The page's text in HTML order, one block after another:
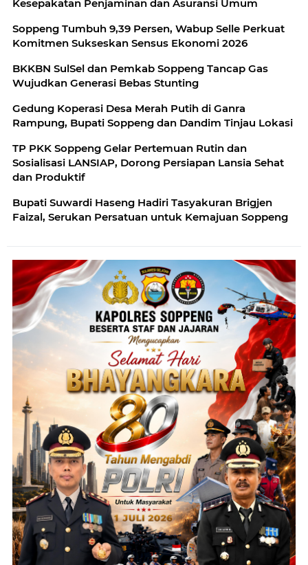
Kesepakatan Penjaminan dan Asuransi Umum
Soppeng Tumbuh 9,39 Persen, Wabup Selle Perkuat
Komitmen Sukseskan Sensus Ekonomi 2026
BKKBN SulSel dan Pemkab Soppeng Tancap Gas
Wujudkan Generasi Bebas Stunting
Gedung Koperasi Desa Merah Putih di Ganra
Rampung, Bupati Soppeng dan Dandim Tinjau Lokasi
TP PKK Soppeng Gelar Pertemuan Rutin dan
Sosialisasi LANSIAP, Dorong Persiapan Lansia Sehat
dan Produktif
Bupati Suwardi Haseng Hadiri Tasyakuran Brigjen
Faizal, Serukan Persatuan untuk Kemajuan Soppeng